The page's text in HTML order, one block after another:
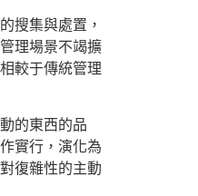
搜集與處置，
理場景不竭擴
較于傳統管理
的東西的品
實行，演化為
復雜性的主動